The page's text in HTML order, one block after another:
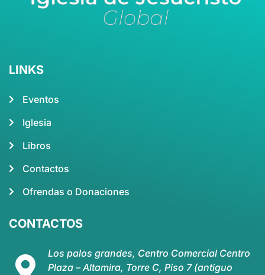
LINKS
Eventos
Iglesia
Libros
Contactos
Ofrendas o Donaciones
CONTACTOS
Los palos grandes, Centro Comercial Centro
Plaza – Altamira, Torre C, Piso 7 (antiguo